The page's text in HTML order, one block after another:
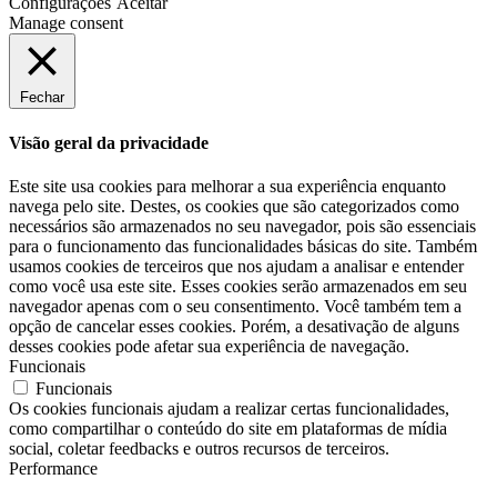
Manage consent
Fechar
Visão geral da privacidade
Este site usa cookies para melhorar a sua experiência enquanto
navega pelo site. Destes, os cookies que são categorizados como
necessários são armazenados no seu navegador, pois são essenciais
para o funcionamento das funcionalidades básicas do site. Também
usamos cookies de terceiros que nos ajudam a analisar e entender
como você usa este site. Esses cookies serão armazenados em seu
navegador apenas com o seu consentimento. Você também tem a
opção de cancelar esses cookies. Porém, a desativação de alguns
desses cookies pode afetar sua experiência de navegação.
Funcionais
Funcionais
Os cookies funcionais ajudam a realizar certas funcionalidades,
como compartilhar o conteúdo do site em plataformas de mídia
social, coletar feedbacks e outros recursos de terceiros.
Performance